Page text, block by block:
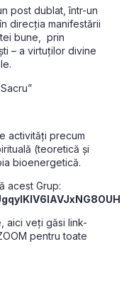
post dublat, într-un
direcția manifestării
bune, prin
– a virtuților divine
activități precum
(teoretică și
bioenergetică.
acest Grup:
aici veți găsi link-
pentru toate